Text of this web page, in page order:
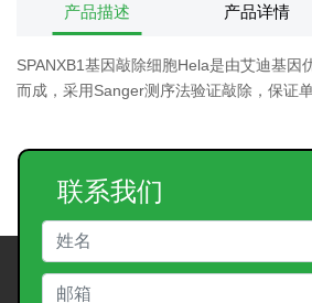
产品描述 产品详情
SPANXB1基因敲除细胞Hela是由艾迪基因
而成，采用Sanger测序法验证敲除，保证
联系我们